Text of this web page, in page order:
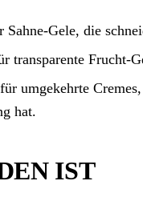
Sahne-Gele, die
transparente Frucht-
für umgekehrte
hat.
IST